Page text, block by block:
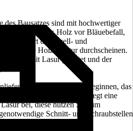
des Bausatzes sind mit hochwertiger
schützt das Holz vor Bläuebefall,
das Quell- und
die Holzstruktur durchscheinen.
mit Lasur geflutet und der
mit dem Aufbau beginnen, das
entfällt. Jedem Bausatz liegt eine
bei, diese nutzen Sie, um
Schnitt- und Schraubstellen